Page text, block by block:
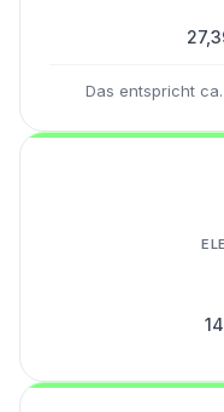
Das entspricht